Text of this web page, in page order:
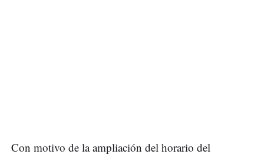
Con motivo de la ampliación del horario del